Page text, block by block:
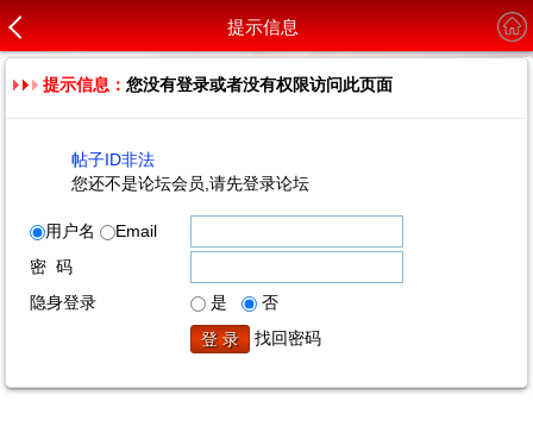
提示信息
提示信息：您没有登录或者没有权限访问此页面
帖子ID非法
您还不是论坛会员,请先登录论坛
用户名
Email
密 码
隐身登录
是
否
找回密码